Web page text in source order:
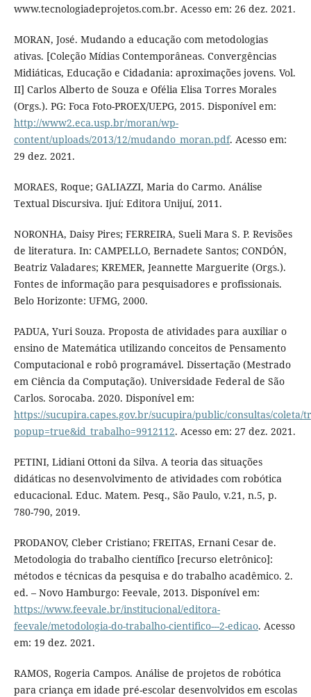
www.tecnologiadeprojetos.com.br. Acesso em: 26 dez. 2021.
MORAN, José. Mudando a educação com metodologias
ativas. [Coleção Mídias Contemporâneas. Convergências
Midiáticas, Educação e Cidadania: aproximações jovens. Vol.
II] Carlos Alberto de Souza e Ofélia Elisa Torres Morales
(Orgs.). PG: Foca Foto-PROEX/UEPG, 2015. Disponível em:
http://www2.eca.usp.br/moran/wp-
content/uploads/2013/12/mudando_moran.pdf. Acesso em:
29 dez. 2021.
MORAES, Roque; GALIAZZI, Maria do Carmo. Análise
Textual Discursiva. Ijuí: Editora Unijuí, 2011.
NORONHA, Daisy Pires; FERREIRA, Sueli Mara S. P. Revisões
de literatura. In: CAMPELLO, Bernadete Santos; CONDÓN,
Beatriz Valadares; KREMER, Jeannette Marguerite (Orgs.).
Fontes de informação para pesquisadores e profissionais.
Belo Horizonte: UFMG, 2000.
PADUA, Yuri Souza. Proposta de atividades para auxiliar o
ensino de Matemática utilizando conceitos de Pensamento
Computacional e robô programável. Dissertação (Mestrado
em Ciência da Computação). Universidade Federal de São
Carlos. Sorocaba. 2020. Disponível em:
https://sucupira.capes.gov.br/sucupira/public/consultas/coleta/
popup=true&id_trabalho=9912112. Acesso em: 27 dez. 2021.
PETINI, Lidiani Ottoni da Silva. A teoria das situações
didáticas no desenvolvimento de atividades com robótica
educacional. Educ. Matem. Pesq., São Paulo, v.21, n.5, p.
780-790, 2019.
PRODANOV, Cleber Cristiano; FREITAS, Ernani Cesar de.
Metodologia do trabalho científico [recurso eletrônico]:
métodos e técnicas da pesquisa e do trabalho acadêmico. 2.
ed. – Novo Hamburgo: Feevale, 2013. Disponível em:
https://www.feevale.br/institucional/editora-
feevale/metodologia-do-trabalho-cientifico---2-edicao. Acesso
em: 19 dez. 2021.
RAMOS, Rogeria Campos. Análise de projetos de robótica
para criança em idade pré-escolar desenvolvidos em escolas